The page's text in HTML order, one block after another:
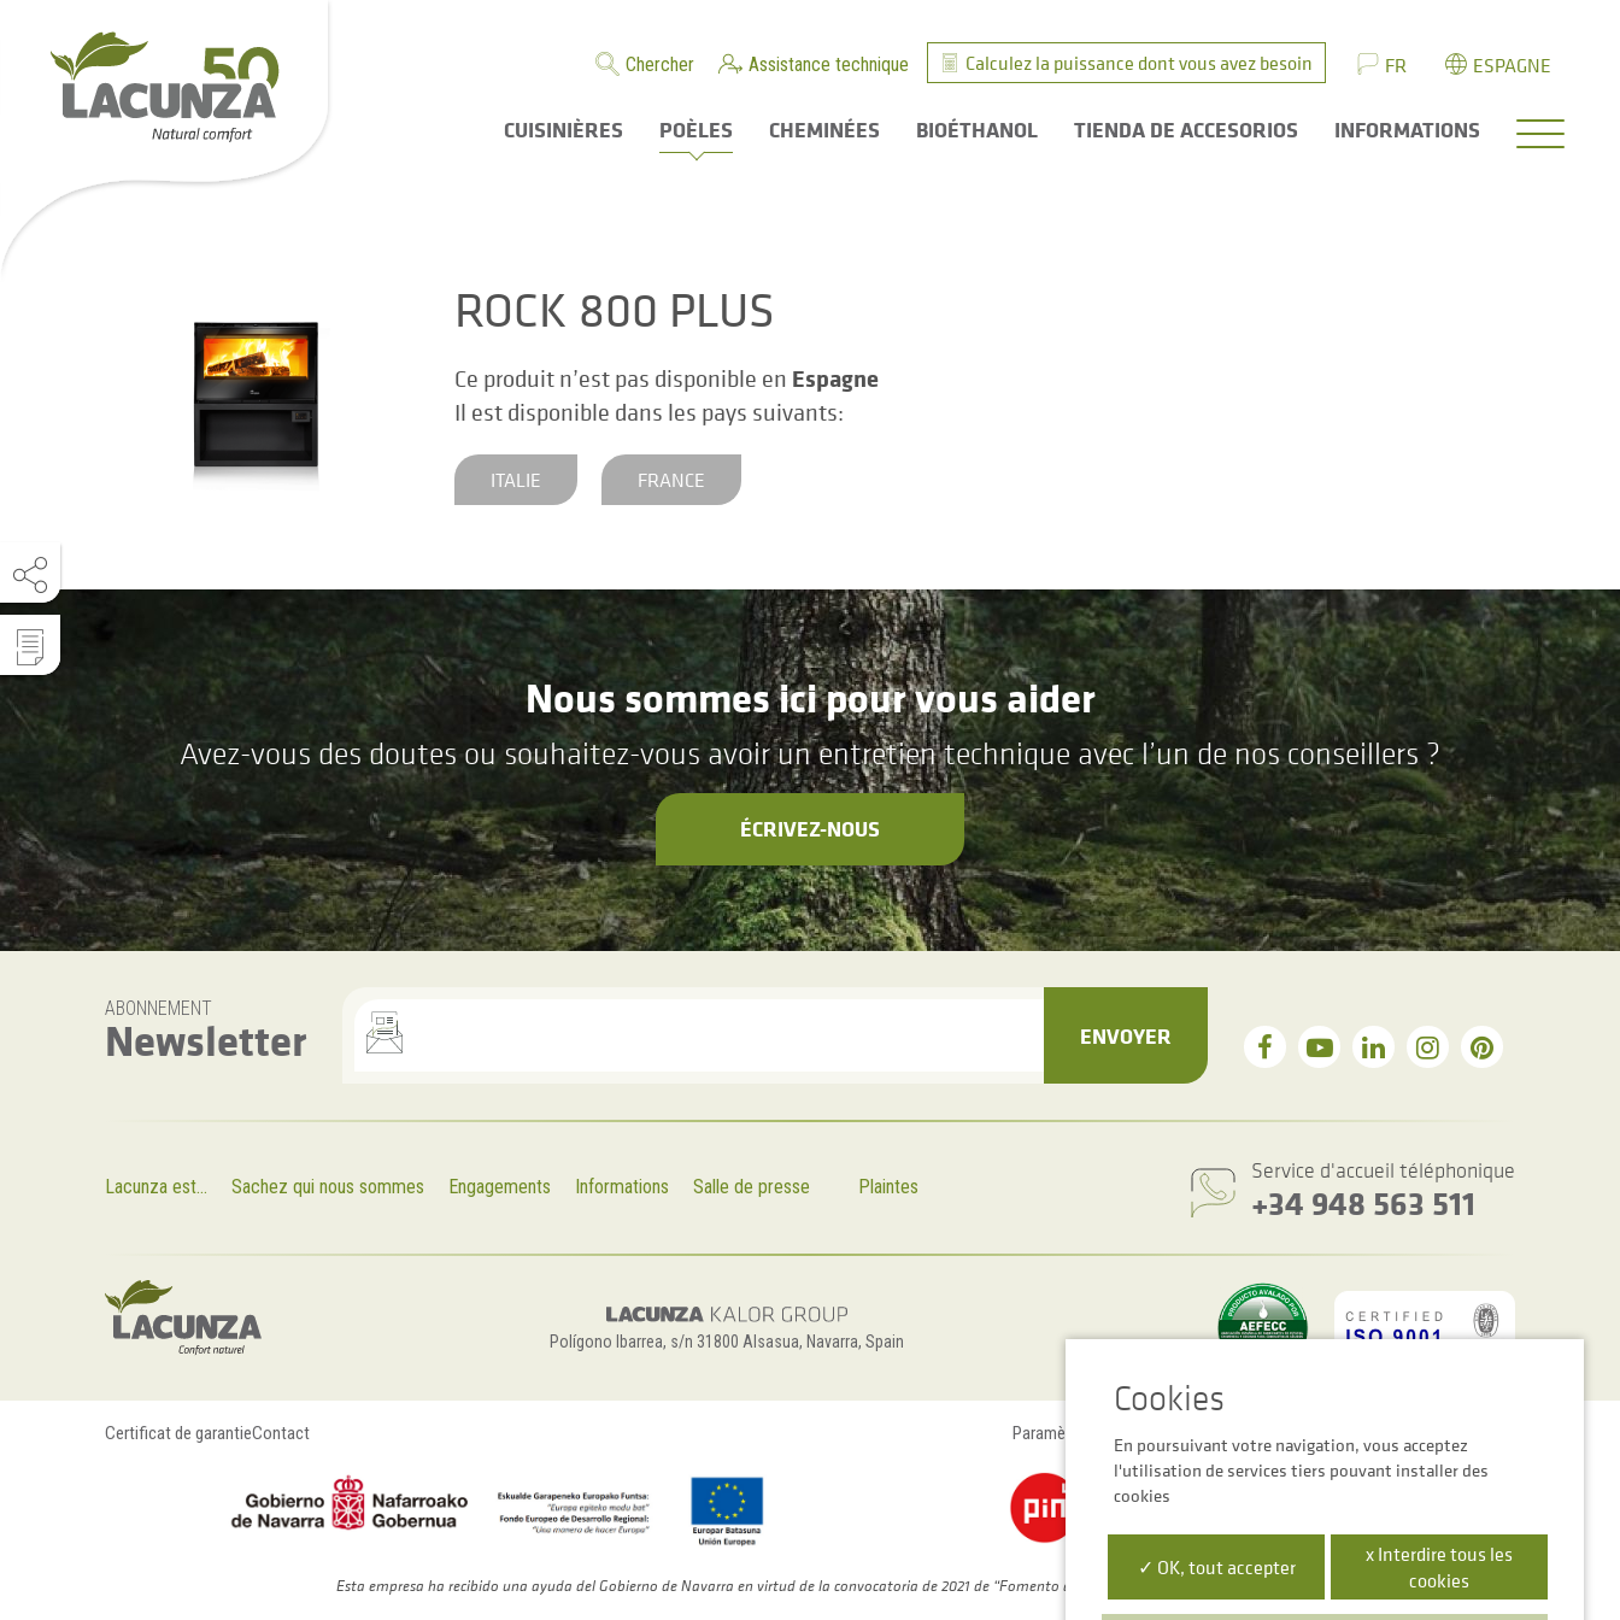
Chercher Assistance technique Calculez la puissance dont vous avez besoin FR ESPAGNE
CUISINIÈRES POÈLES CHEMINÉES BIOÉTHANOL TIENDA DE ACCESORIOS INFORMATIONS
ROCK 800 PLUS
Ce produit n’est pas disponible en Espagne
Il est disponible dans les pays suivants:
ITALIE FRANCE
Nous sommes ici pour vous aider
Avez-vous des doutes ou souhaitez-vous avoir un entretien technique avec l’un de nos conseillers ?
ÉCRIVEZ-NOUS
ABONNEMENT
Newsletter ENVOYER
Lacunza est... Sachez qui nous sommes Engagements Informations Salle de presse Plaintes
Service d'accueil téléphonique
+34 948 563 511
Polígono Ibarrea, s/n 31800 Alsasua, Navarra, Spain
Certificat de garantieContact Paramètres des cookies
Esta empresa ha recibido una ayuda del Gobierno de Navarra en virtud de la convocatoria de 2021 de “Fomento de la Empresa Digital de Navarra”
En poursuivant votre navigation, vous acceptez
l'utilisation de services tiers pouvant installer des
cookies
✓ OK, tout accepter
x Interdire tous les
cookies